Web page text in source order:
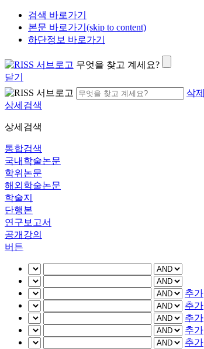
검색 바로가기
본문 바로가기(skip to content)
하단정보 바로가기
무엇을 찾고 계세요?
닫기
삭제
상세검색
상세검색
통합검색
국내학술논문
학위논문
해외학술논문
학술지
단행본
연구보고서
공개강의
버튼
추가
추가
추가
추가
추가